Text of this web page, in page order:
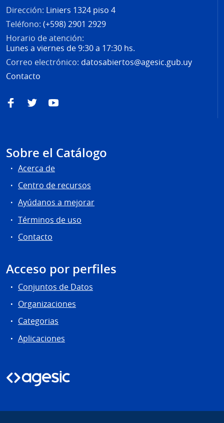
Dirección: Liniers 1324 piso 4
Teléfono: (+598) 2901 2929
Horario de atención:
Lunes a viernes de 9:30 a 17:30 hs.
Correo electrónico: datosabiertos@agesic.gub.uy
Contacto
FacebookTwitterYouTube
Sobre el Catálogo
Acerca de
Centro de recursos
Ayúdanos a mejorar
Términos de uso
Contacto
Acceso por perfiles
Conjuntos de Datos
Organizaciones
Categorias
Aplicaciones